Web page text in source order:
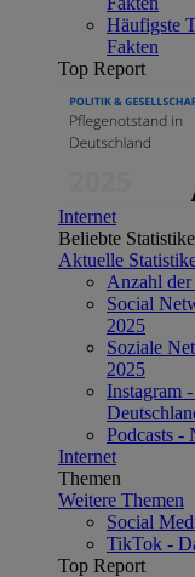
Häufigste
Fakten
Top Report
Internet
Beliebte
Aktuelle
Anzahl
Social
2025
Soziale
2025
Instagram
Podcasts -
Internet
Themen
Weitere Themen
Social
TikTok -
Top Report